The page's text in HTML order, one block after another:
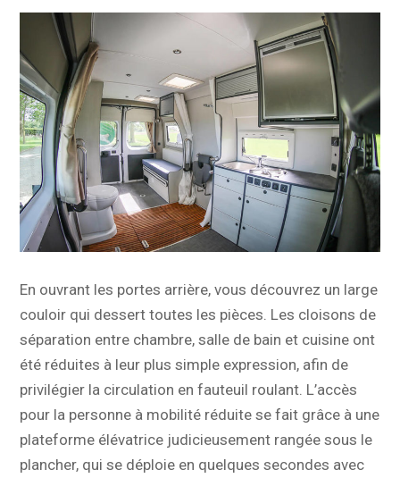
En ouvrant les portes arrière, vous découvrez un large
couloir qui dessert toutes les pièces. Les cloisons de
séparation entre chambre, salle de bain et cuisine ont
été réduites à leur plus simple expression, afin de
privilégier la circulation en fauteuil roulant. L’accès
pour la personne à mobilité réduite se fait grâce à une
plateforme élévatrice judicieusement rangée sous le
plancher, qui se déploie en quelques secondes avec